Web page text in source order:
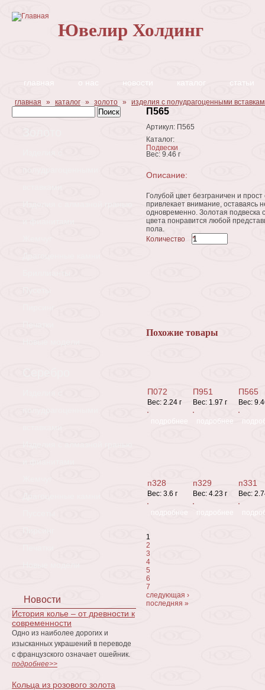
Ювелир Холдинг
главная о нас новости каталог статьи
Вы здесь
главная » каталог » золото » изделия с полудрагоценными
Новости
История колье – от древности к
современности
Одно из наиболее дорогих и
изысканных украшений в переводе
с французского означает ошейник.
подробнее>>
Кольца из розового золота
П565
Артикул: П565
Каталог:
Подвески
Вес: 9.46 г
Описание:
Голубой цвет безграничен и
привлекает внимание, оставаясь
одновременно. Золотая подвеска
цвета понравится любой
пола.
Количество
*
Похожие товары
П072
Вес: 2.24 г
П951
Вес: 1.97 г
подробнее
П565
Вес:
п328
Вес: 3.6 г
подробнее
п329
Вес: 4.23 г
подробнее
п331
Вес:
Страницы
1
2
3
4
5
6
7
следующая ›
последняя »